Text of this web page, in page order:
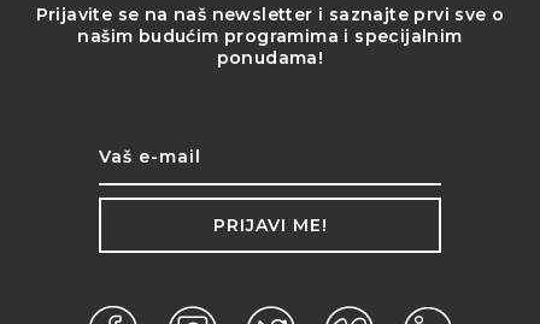
Prijavite se na naš newsletter i saznajte prvi sve o
našim budućim programima i specijalnim
ponudama!
PRIJAVI ME!